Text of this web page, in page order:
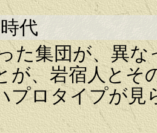
代
た集団が、異
が、岩宿人とそ
プロタイプが見